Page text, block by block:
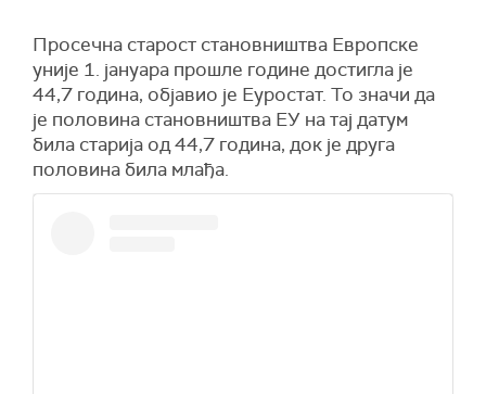
Просечна старост становништва Европске
уније 1. јануара прошле године достигла је
44,7 година, објавио је Еуростат. То значи да
је половина становништва ЕУ на тај датум
била старија од 44,7 година, док је друга
половина била млађа.